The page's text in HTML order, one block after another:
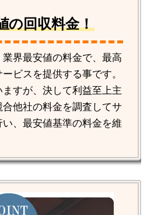
の回収料金！
界最安値の料金で、最高
ビスを提供する事です。
すが、決して利益至上主
他社の料金を調査してサ
、最安値基準の料金を維